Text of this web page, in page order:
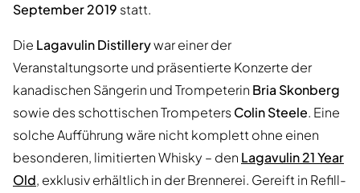
September 2019 statt.
Die Lagavulin Distillerywar einer der
Veranstaltungsorte und präsentierte Konzerte der
kanadischen Sängerin und Trompeterin Bria Skonberg
sowie des schottischen TrompetersColin Steele. Eine
solche Aufführung wäre nicht komplett ohne einen
besonderen, limitierten Whisky – den Lagavulin 21 Year
Old, exklusiv erhältlich in der Brennerei. Gereift in Refill-